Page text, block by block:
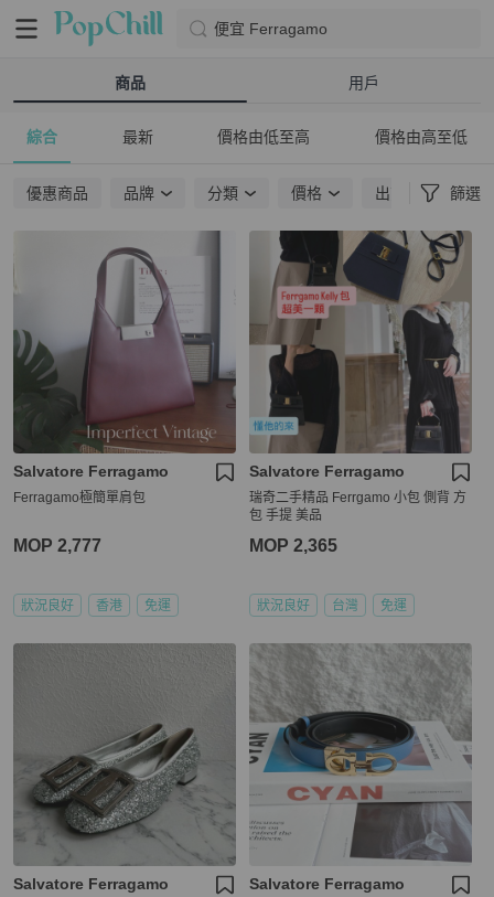
便宜 Ferragamo
商品 用戶
綜合 最新 價格由低至高 價格由高至低
優惠商品 品牌 分類 價格 出貨地點 篩選
Salvatore Ferragamo
Ferragamo極簡單肩包
MOP 2,777
狀況良好 香港 免運
Salvatore Ferragamo
瑞奇二手精品 Ferrgamo 小包 側背 方
包 手提 美品
MOP 2,365
狀況良好 台灣 免運
Salvatore Ferragamo Salvatore Ferragamo